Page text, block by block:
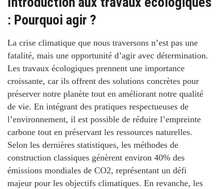
: Pourquoi agir ?
La crise climatique que nous traversons n’est pas une
fatalité, mais une opportunité d’agir avec détermination.
Les travaux écologiques prennent une importance
croissante, car ils offrent des solutions concrètes pour
préserver notre planète tout en améliorant notre qualité
de vie. En intégrant des pratiques respectueuses de
l’environnement, il est possible de réduire l’empreinte
carbone tout en préservant les ressources naturelles.
Selon les dernières statistiques, les méthodes de
construction classiques génèrent environ 40% des
émissions mondiales de CO2, représentant un défi
majeur pour les objectifs climatiques. En revanche, les